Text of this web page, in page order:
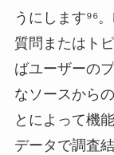
うにします⁹⁶
質問またはト
ばユーザーの
なソースから
とによって機
データで調査